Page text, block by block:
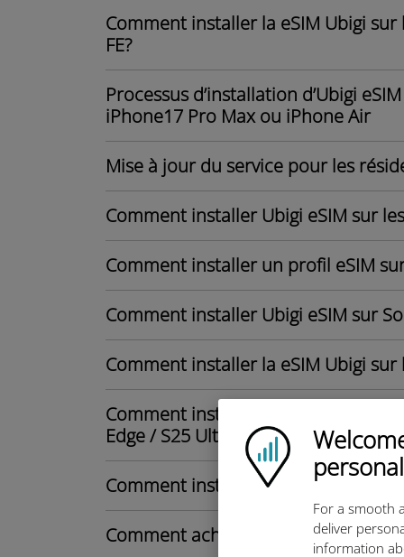
Ubigi logo
For a smooth
deliver
information
Comment installer la eSIM Ubigi sur
FE?
Processus d’installation d’Ubigi
iPhone17 Pro Max ou iPhone Air
Mise à jour du service pour les
Comment installer Ubigi eSIM sur
Comment installer un profil eSIM
Comment installer Ubigi eSIM sur
Comment installer la eSIM Ubigi sur
Comment installer la eSIM Ubigi sur
Edge / S25 Ultra ?
Comment installer Ubigi eSIM sur le
Comment acheter un forfait de